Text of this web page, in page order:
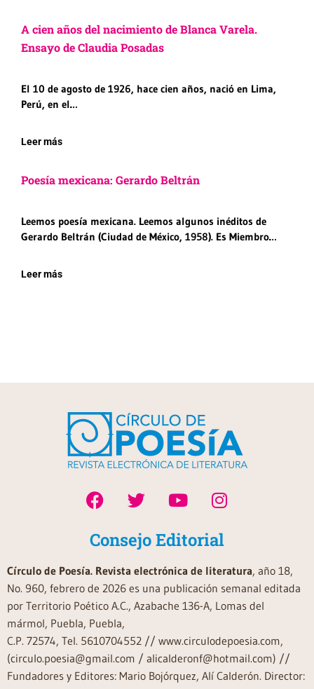
A cien años del nacimiento de Blanca Varela.
Ensayo de Claudia Posadas
El 10 de agosto de 1926, hace cien años, nació en Lima,
Perú, en el…
Leer más
Poesía mexicana: Gerardo Beltrán
Leemos poesía mexicana. Leemos algunos inéditos de
Gerardo Beltrán (Ciudad de México, 1958). Es Miembro…
Leer más
Consejo Editorial
Círculo de Poesía. Revista electrónica de literatura, año 18,
No. 960, febrero de 2026 es una publicación semanal editada
por Territorio Poético A.C., Azabache 136-A, Lomas del
mármol, Puebla, Puebla,
C.P. 72574, Tel. 5610704552 // www.circulodepoesia.com,
(circulo.poesia@gmail.com / alicalderonf@hotmail.com) //
Fundadores y Editores: Mario Bojórquez, Alí Calderón. Director: